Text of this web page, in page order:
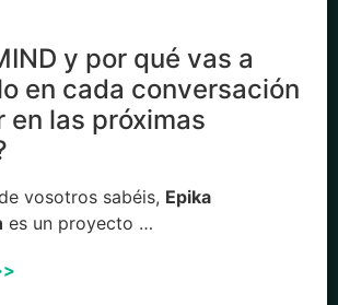
y por qué vas a
en cada conversación
en las próximas
vosotros sabéis, Epika
es un proyecto …